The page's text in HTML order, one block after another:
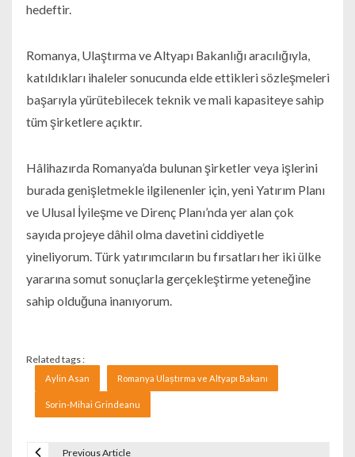
hedeftir.
Romanya, Ulaştırma ve Altyapı Bakanlığı aracılığıyla,
katıldıkları ihaleler sonucunda elde ettikleri sözleşmeleri
başarıyla yürütebilecek teknik ve mali kapasiteye sahip
tüm şirketlere açıktır.
Hâlihazırda Romanya’da bulunan şirketler veya işlerini
burada genişletmekle ilgilenenler için, yeni Yatırım Planı
ve Ulusal İyileşme ve Direnç Planı’nda yer alan çok
sayıda projeye dâhil olma davetini ciddiyetle
yineliyorum. Türk yatırımcıların bu fırsatları her iki ülke
yararına somut sonuçlarla gerçekleştirme yeteneğine
sahip olduğuna inanıyorum.
Related tags :
Aylin Asan Romanya Ulaștırma ve Altyapı Bakanı
Sorin-Mihai Grindeanu
Previous Article